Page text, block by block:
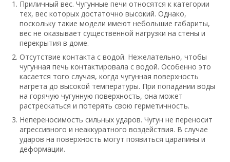
длительного горения
заключается в том, что они
имеют увеличенный
топливный отсек. Также,
внутри есть от 1 до 3
дымооборотных каналов,
которые позволяют прогретым
воздушным массам боле
эффективно и равномерно
распределяться по всем
закуткам в помещении. Внутри
располагается вторая топочная
камера, дрова в которой не